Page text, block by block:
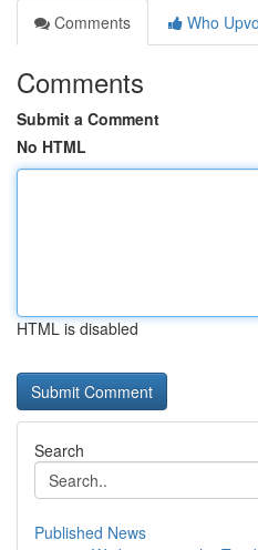
Comments
Who
Comments
Submit a Comment
No HTML
HTML is disabled
Search
Published News